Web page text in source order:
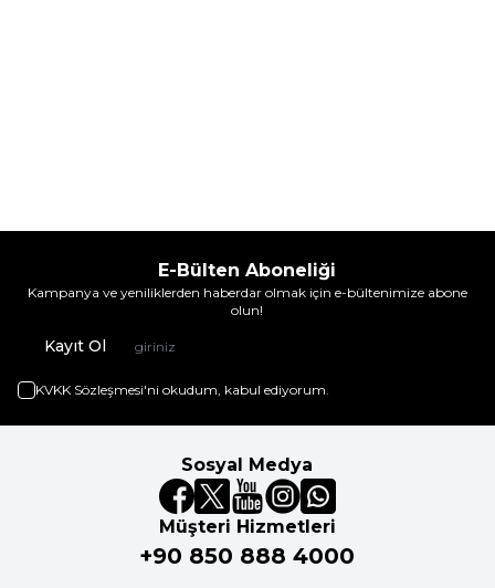
E-Bülten Aboneliği
Kampanya ve yeniliklerden haberdar olmak için e-bültenimize abone
olun!
Kayıt Ol
KVKK Sözleşmesi'ni okudum, kabul ediyorum.
Sosyal Medya
Müşteri Hizmetleri
+90 850 888 4000